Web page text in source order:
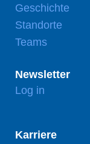
Geschichte
Standorte
Teams
Newsletter
Log in
Karriere